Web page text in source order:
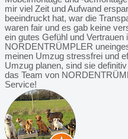
mir viel Zeit und Aufwand
beeindruckt hat, war die
waren fair und es gab keine
ein gutes Gefühl und
NORDENTRÜMPLER
meinen Umzug stressfrei und
Umzug planen, sind sie
das Team von
Service!